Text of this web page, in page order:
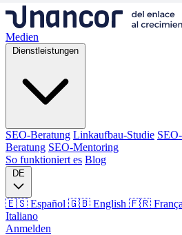
Medien
Dienstleistungen
SEO-Beratung Linkaufbau-Studie
Beratung SEO-Mentoring
So funktioniert es Blog
DE
🇪🇸 Español 🇬🇧 English 🇫🇷
Italiano
Anmelden